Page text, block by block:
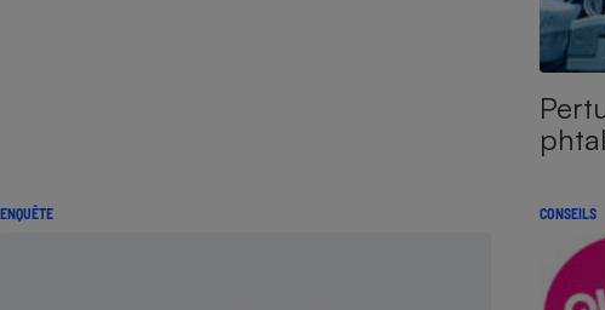
ENQUÊTE CONSEILS